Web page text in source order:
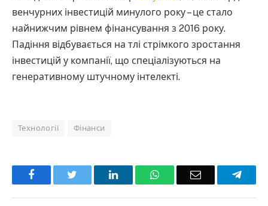
венчурних інвестицій минулого року – це стало
найнижчим рівнем фінансування з 2016 року.
Падіння відбувається на тлі стрімкого зростання
інвестицій у компанії, що спеціалізуються на
генеративному штучному інтелекті.
Технології Фінанси
Facebook LinkedInWhatsAppEmail